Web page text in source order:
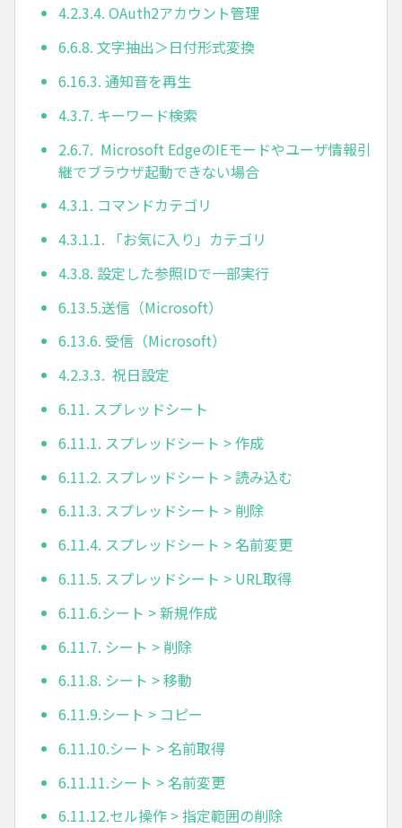
4.2.3.4. OAuth2アカウント管理
6.6.8. 文字抽出＞日付形式変換
6.16.3. 通知音を再生
4.3.7. キーワード検索
2.6.7. Microsoft EdgeのIEモードやユーザ情報引
継でブラウザ起動できない場合
4.3.1. コマンドカテゴリ
4.3.1.1. 「お気に入り」カテゴリ
4.3.8. 設定した参照IDで一部実行
6.13.5.送信（Microsoft）
6.13.6. 受信（Microsoft）
4.2.3.3. 祝日設定
6.11. スプレッドシート
6.11.1. スプレッドシート > 作成
6.11.2. スプレッドシート > 読み込む
6.11.3. スプレッドシート > 削除
6.11.4. スプレッドシート > 名前変更
6.11.5. スプレッドシート > URL取得
6.11.6.シート > 新規作成
6.11.7. シート > 削除
6.11.8. シート > 移動
6.11.9.シート > コピー
6.11.10.シート > 名前取得
6.11.11.シート > 名前変更
6.11.12.セル操作 > 指定範囲の削除